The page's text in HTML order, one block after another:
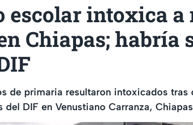
escolar intoxica a
Chiapas; habría
de primaria resultaron intoxicados tras
del DIF en Venustiano Carranza,